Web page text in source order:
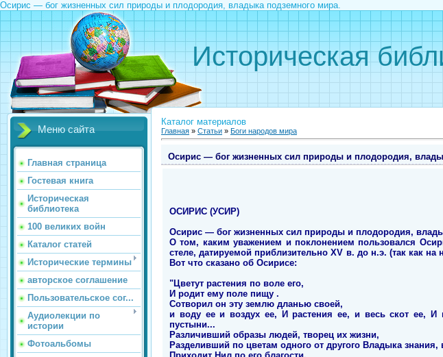
Осирис — бог жизненных сил природы и плодородия, владыка подземного мира.
Историческая
Меню сайта
Главная страница
Гостевая книга
Историческая
библиотека
100 великих войн
Каталог статей
Исторические термины
авторское соглашение
Пользовательское сог...
Аудиолекции по
истории
Фотоальбомы
Каталог материалов
Главная » Статьи » Боги народов мира
Осирис — бог жизненных сил природы и плодородия,
ОСИРИС (УСИР)
Осирис — бог жизненных сил природы и плодородия,
О том, каким уважением и поклонением пользовался
стеле, датируемой приблизительно XV в. до н.э. (так как
Вот что сказано об Осирисе:
"Цветут растения по воле его,
И родит ему поле пищу .
Сотворил он эту землю дланью своей,
и воду ее и воздух ее, И растения ее, и весь скот ее, И
пустыни...
Различивший образы людей, творец их жизни,
Разделивший по цветам одного от другого Владыка знания,